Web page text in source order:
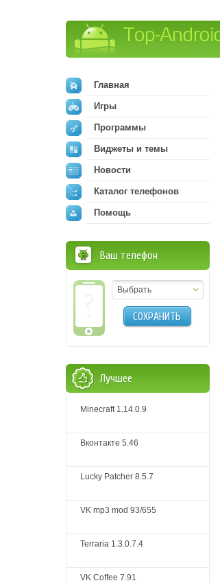
Главная
Игры
Программы
Виджеты и темы
Новости
Каталог телефонов
Помощь
Ваш телефон
Выбрать
СОХРАНИТЬ
Лучшее
Minecraft 1.14.0.9
Вконтакте 5.46
Lucky Patcher 8.5.7
VK mp3 mod 93/655
Terraria 1.3.0.7.4
VK Coffee 7.91